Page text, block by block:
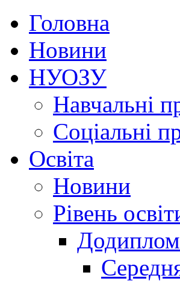
Головна
Новини
НУОЗУ
Навчальні
Соціальні
Освіта
Новини
Рівень